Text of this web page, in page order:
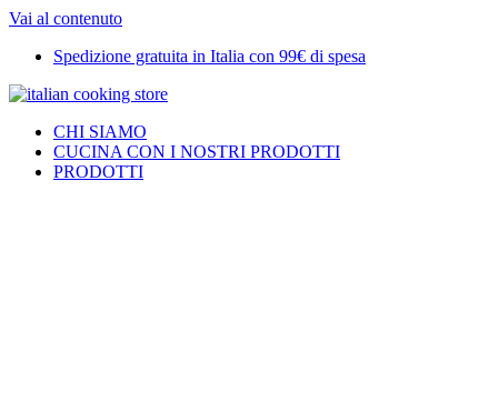
Vai al contenuto
Spedizione gratuita in Italia con 99€ di spesa
CHI SIAMO
CUCINA CON I NOSTRI PRODOTTI
PRODOTTI